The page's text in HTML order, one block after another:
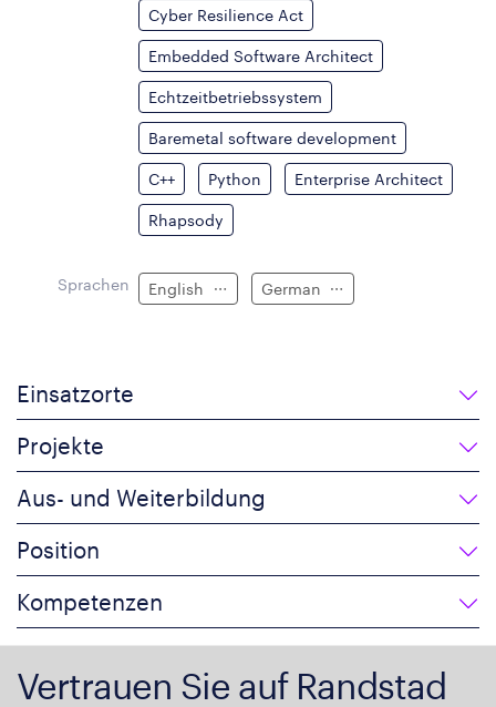
Cyber Resilience Act
Embedded Software Architect
Echtzeitbetriebssystem
Baremetal software development
C++ Python Enterprise Architect
Rhapsody
Sprachen English German
Einsatzorte
Projekte
Aus- und Weiterbildung
Position
Kompetenzen
Vertrauen Sie auf Randstad